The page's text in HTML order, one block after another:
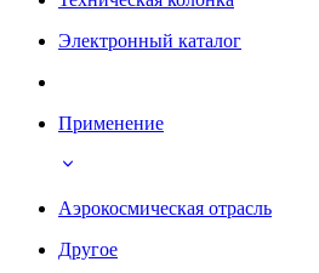
Электронный каталог
Применение
Аэрокосмическая отрасль
Другое